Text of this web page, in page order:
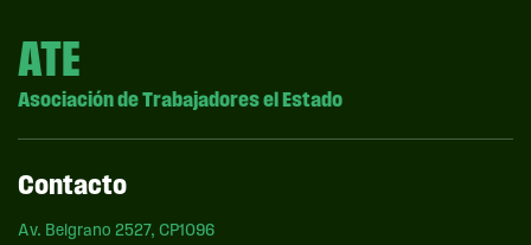
ATE
Asociación de Trabajadores el Estado
Contacto
Av. Belgrano 2527, CP1096